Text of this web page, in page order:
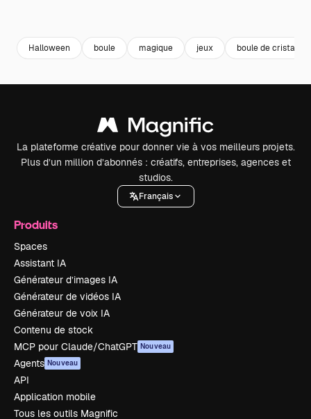
Halloween boule magique jeux boule de cristal
La plateforme créative pour donner vie à vos meilleurs projets.
Plus d’un million d’abonnés : créatifs, entreprises, agences et
studios.
Français
Produits
Spaces
Assistant IA
Générateur d’images IA
Générateur de vidéos IA
Générateur de voix IA
Contenu de stock
MCP pour Claude/ChatGPT Nouveau
Agents Nouveau
API
Application mobile
Tous les outils Magnific